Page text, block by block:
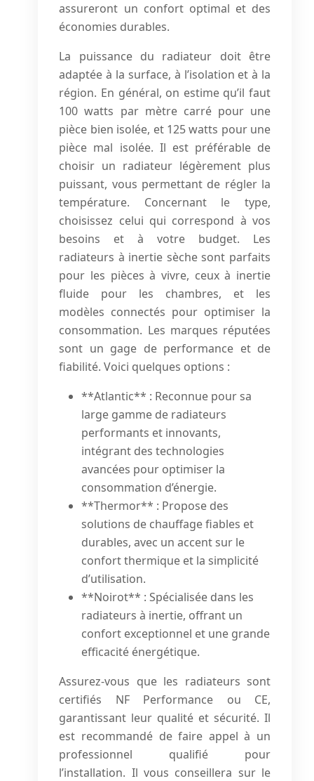
assureront un confort optimal et des
économies durables.
La puissance du radiateur doit être
adaptée à la surface, à l’isolation et à la
région. En général, on estime qu’il faut
100 watts par mètre carré pour une
pièce bien isolée, et 125 watts pour une
pièce mal isolée. Il est préférable de
choisir un radiateur légèrement plus
puissant, vous permettant de régler la
température. Concernant le type,
choisissez celui qui correspond à vos
besoins et à votre budget. Les
radiateurs à inertie sèche sont parfaits
pour les pièces à vivre, ceux à inertie
fluide pour les chambres, et les
modèles connectés pour optimiser la
consommation. Les marques réputées
sont un gage de performance et de
fiabilité. Voici quelques options :
**Atlantic** : Reconnue pour sa
large gamme de radiateurs
performants et innovants,
intégrant des technologies
avancées pour optimiser la
consommation d’énergie.
**Thermor** : Propose des
solutions de chauffage fiables et
durables, avec un accent sur le
confort thermique et la simplicité
d’utilisation.
**Noirot** : Spécialisée dans les
radiateurs à inertie, offrant un
confort exceptionnel et une grande
efficacité énergétique.
Assurez-vous que les radiateurs sont
certifiés NF Performance ou CE,
garantissant leur qualité et sécurité. Il
est recommandé de faire appel à un
professionnel qualifié pour
l’installation. Il vous conseillera sur le